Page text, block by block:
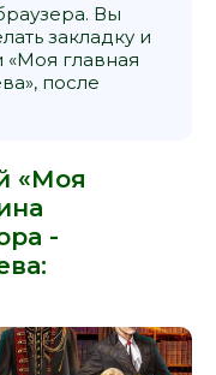
Вы
закладку и
«Моя главная
после
«Моя
-
: